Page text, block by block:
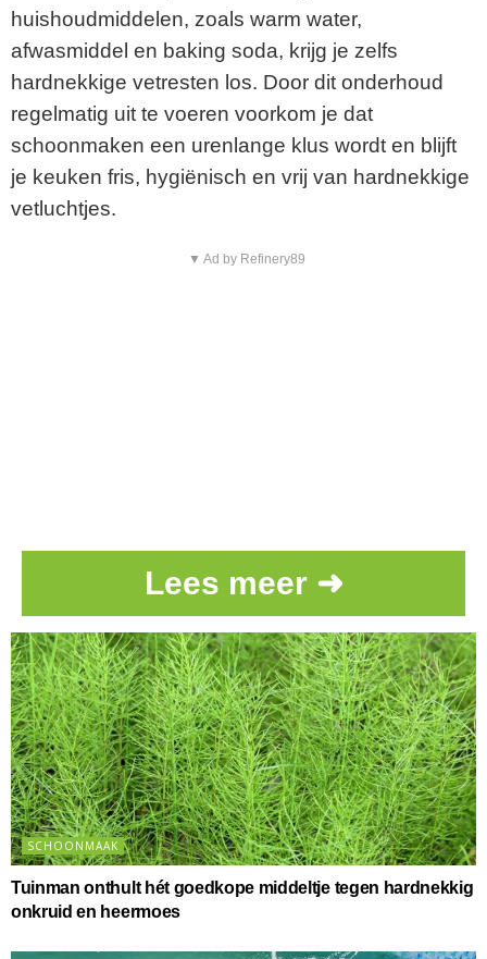
huishoudmiddelen, zoals warm water,
afwasmiddel en baking soda, krijg je zelfs
hardnekkige vetresten los. Door dit onderhoud
regelmatig uit te voeren voorkom je dat
schoonmaken een urenlange klus wordt en blijft
je keuken fris, hygiënisch en vrij van hardnekkige
vetluchtjes.
▼ Ad by Refinery89
Lees meer ➜
SCHOONMAAK
Tuinman onthult hét goedkope middeltje tegen hardnekkig
onkruid en heermoes